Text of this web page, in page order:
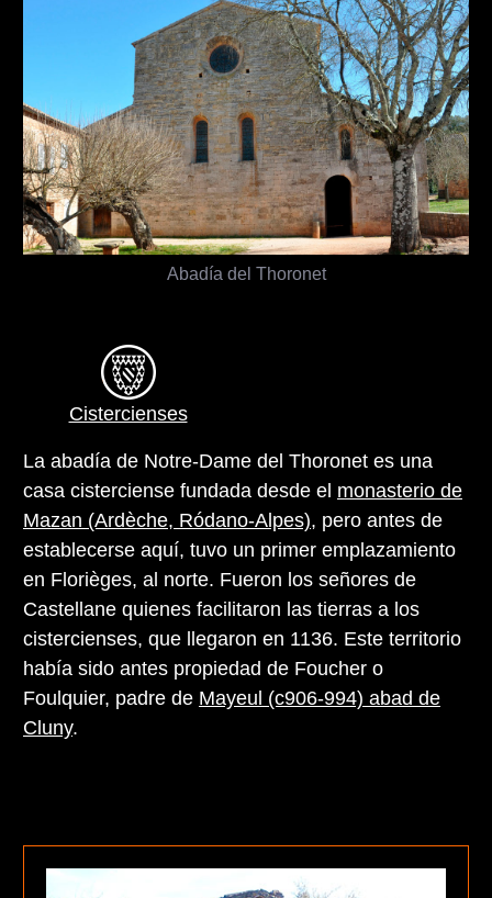
Abadía del Thoronet
Cistercienses
La abadía de Notre-Dame del Thoronet es una
casa cisterciense fundada desde el monasterio de
Mazan (Ardèche, Ródano-Alpes), pero antes de
establecerse aquí, tuvo un primer emplazamiento
en Florièges, al norte. Fueron los señores de
Castellane quienes facilitaron las tierras a los
cistercienses, que llegaron en 1136. Este territorio
había sido antes propiedad de Foucher o
Foulquier, padre de Mayeul (c906-994) abad de
Cluny.